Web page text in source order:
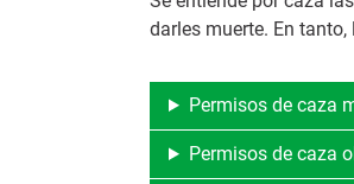
darles muerte. En
Permisos de caza
Permisos de caza